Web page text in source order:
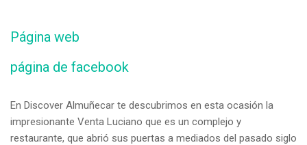
Página web
página de facebook
En Discover Almuñecar te descubrimos en esta ocasión la
impresionante Venta Luciano que es un complejo y
restaurante, que abrió sus puertas a mediados del pasado siglo